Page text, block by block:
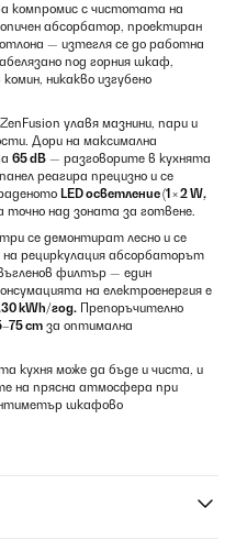
компромис с чистотата на
абсорбатор, проектиран
— изтегля се до работна
под горния шкаф,
никакво изгубено
ZenFusion улавя мазнини, пари и
Дори на максимална
65 dB — разговорите в кухнята
реагира прецизно и се
LED осветление (1 × 2 W,
точно над зоната за готвене.
се демонтират лесно и се
рециркулация абсорбаторът
филтър — един
на електроенергия е
kWh/год. Препоръчително
cm за оптимална
кухня може да бъде и чиста, и
на прясна атмосфера при
шкафово